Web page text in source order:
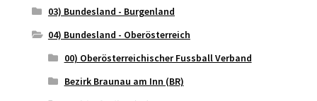
03) Bundesland - Burgenland
04) Bundesland - Oberösterreich
00) Oberösterreichischer Fussball Verband
Bezirk Braunau am Inn (BR)